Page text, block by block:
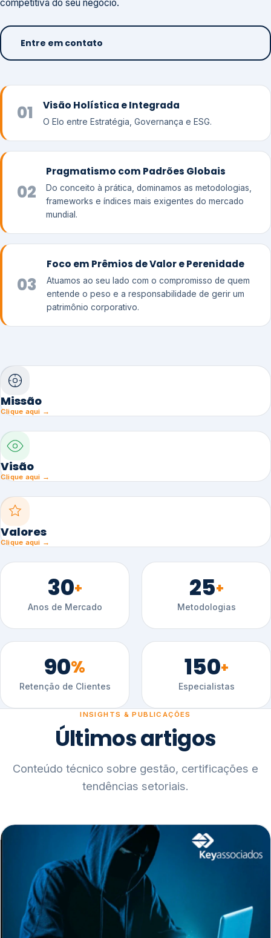
competitiva do seu negócio.
Entre em contato
01 Visão Holística e Integrada
O Elo entre Estratégia, Governança e ESG.
02
Pragmatismo com Padrões Globais
Do conceito à prática, dominamos as metodologias,
frameworks e índices mais exigentes do mercado
mundial.
03
Foco em Prêmios de Valor e Perenidade
Atuamos ao seu lado com o compromisso de quem
entende o peso e a responsabilidade de gerir um
patrimônio corporativo.
Missão
Clique aqui →
Visão
Clique aqui →
Valores
Clique aqui →
30+
Anos de Mercado
25+
Metodologias
90%
Retenção de Clientes
150+
Especialistas
INSIGHTS & PUBLICAÇÕES
Últimos artigos
Conteúdo técnico sobre gestão, certificações e
tendências setoriais.